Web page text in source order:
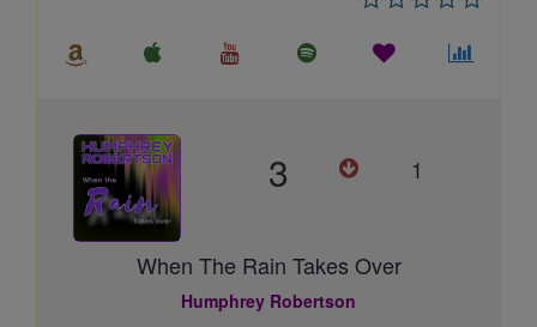
3 1
When The Rain Takes Over
Humphrey Robertson